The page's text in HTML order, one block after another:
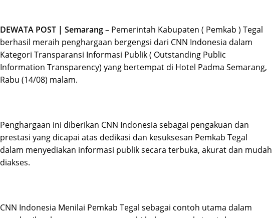
DEWATA POST | Semarang– Pemerintah Kabupaten ( Pemkab ) Tegal
berhasil meraih penghargaan bergengsi dari CNN Indonesia dalam
Kategori Transparansi Informasi Publik ( Outstanding Public
Information Transparency) yang bertempat di Hotel Padma Semarang,
Rabu (14/08) malam.
Penghargaan ini diberikan CNN Indonesia sebagai pengakuan dan
prestasi yang dicapai atas dedikasi dan kesuksesan Pemkab Tegal
dalam menyediakan informasi publik secara terbuka, akurat dan mudah
diakses.
CNN Indonesia Menilai Pemkab Tegal sebagai contoh utama dalam